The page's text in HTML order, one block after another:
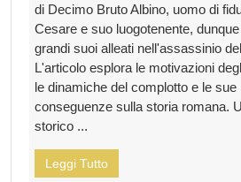
di Decimo Bruto Albino, uomo di
Cesare e suo luogotenente,
grandi suoi alleati nell'assassinio
L'articolo esplora le motivazioni
le dinamiche del complotto e le sue
conseguenze sulla storia romana.
storico ...
Leggi Tutto